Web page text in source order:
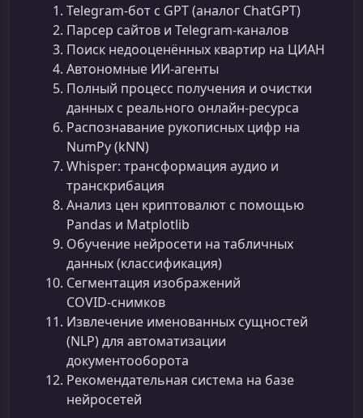
Telegram‑бот с GPT (аналог ChatGPT)
Парсер сайтов и Telegram‑каналов
Поиск недооценённых квартир на ЦИАН
Автономные ИИ‑агенты
Полный процесс получения и очистки
данных с реального онлайн‑ресурса
Распознавание рукописных цифр на
NumPy (kNN)
Whisper: трансформация аудио и
транскрибация
Анализ цен криптовалют с помощью
Pandas и Matplotlib
Обучение нейросети на табличных
данных (классификация)
Сегментация изображений
COVID‑снимков
Извлечение именованных сущностей
(NLP) для автоматизации
документооборота
Рекомендательная система на базе
нейросетей